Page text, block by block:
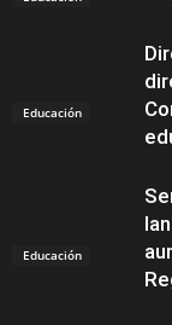
Educación
Educación